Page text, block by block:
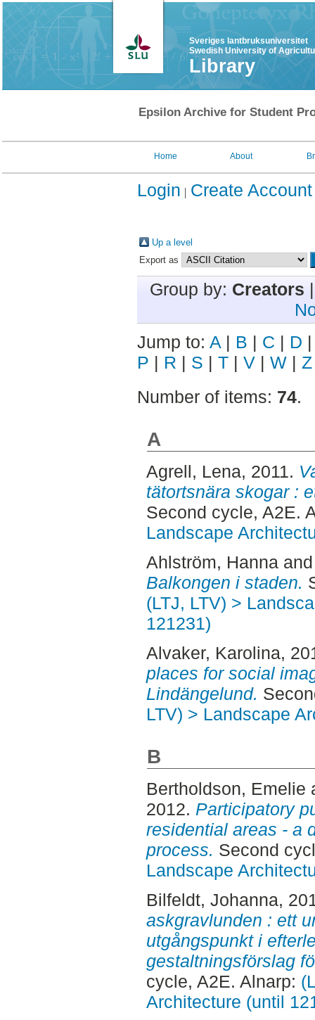
Sveriges lantbruksuniversitet
Swedish University of
Library
Epsilon Archive for Student
Home About
Login Create Account
Up a level
Export as
Group by: Creators
Jump to: A | B | C | D
P | R | S | T | V | W | Z
Number of items: 74.
A
Agrell, Lena, 2011.
tätortsnära skogar :
Second cycle, A2E.
Landscape
Ahlström, Hanna
Balkongen i staden.
(LTJ, LTV) >
121231)
Alvaker, Karolina,
places for social
Lindängelund.
LTV) > Landscape
B
Bertholdson, Emelie
2012. Participatory
residential areas - a
process. Second
Landscape
Bilfeldt, Johanna,
askgravlunden : ett
utgångspunkt i
gestaltningsförslag
cycle, A2E. Alnarp:
Architecture (until